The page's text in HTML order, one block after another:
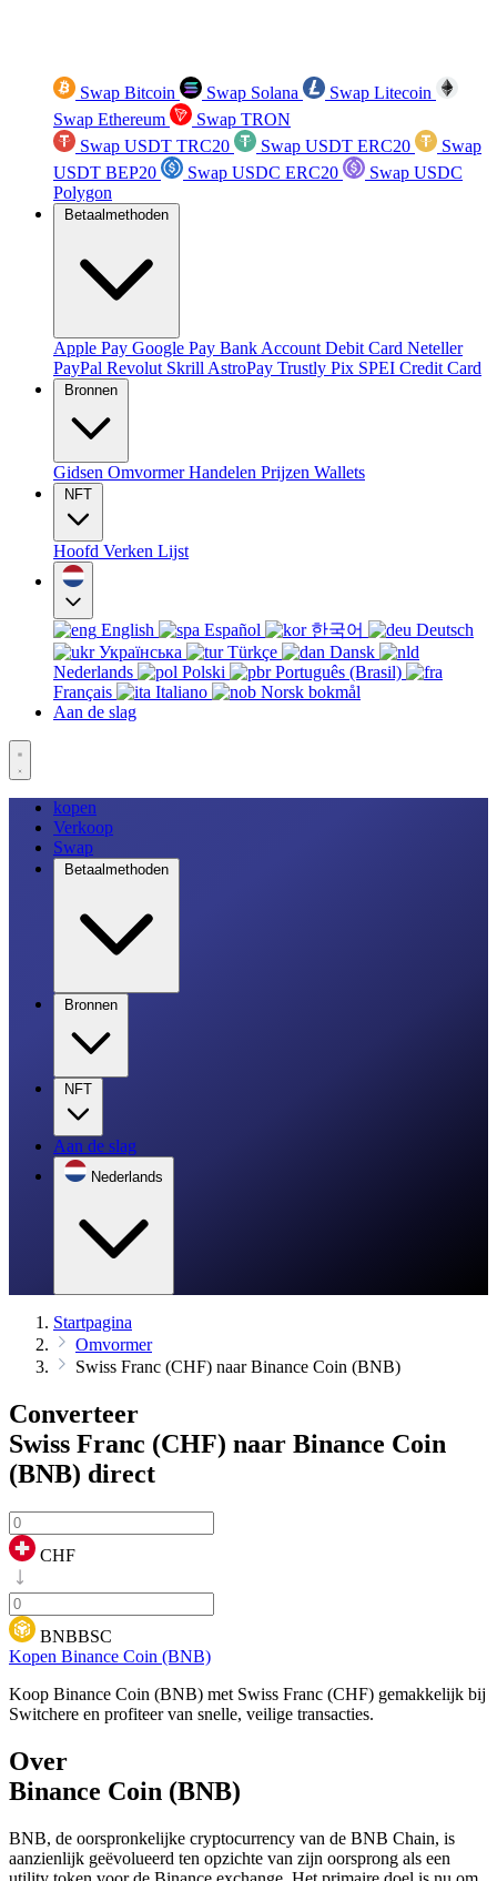
Swap Bitcoin Swap Solana
Swap Litecoin
Swap Ethereum
Swap TRON
Swap USDT TRC20
Swap USDT ERC20
Swap
USDT BEP20
Swap USDC ERC20
Swap USDC
Polygon
Betaalmethoden
Apple Pay Google Pay Bank Account Debit Card Neteller
PayPal Revolut Skrill AstroPay Trustly Pix SPEI Credit Card
Bronnen
Gidsen OmvormerHandelen Prijzen Wallets
NFT
Hoofd Verken Lijst
English Español 한국어
Deutsch
Українська
Türkçe
Dansk
Nederlands
Polski
Português (Brasil)
Français
Italiano
Norsk bokmål
Aan de slag
kopen
Verkoop
Swap
Betaalmethoden
Bronnen
NFT
Aan de slag
Nederlands
Startpagina
Omvormer
Swiss Franc (CHF) naar Binance Coin (BNB)
Converteer
Swiss Franc (CHF) naar Binance Coin
(BNB) direct
CHF
BNBBSC
Kopen Binance Coin (BNB)
Koop Binance Coin (BNB) met Swiss Franc (CHF) gemakkelijk bij
Switchere en profiteer van snelle, veilige transacties.
Over
Binance Coin (BNB)
BNB, de oorspronkelijke cryptocurrency van de BNB Chain, is
aanzienlijk geëvolueerd ten opzichte van zijn oorsprong als een